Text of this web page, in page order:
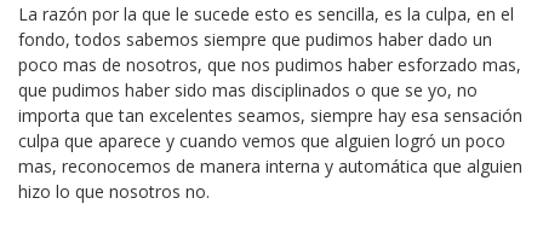
La razón por la que le sucede esto es sencilla, es la culpa, en el
fondo, todos sabemos siempre que pudimos haber dado un
poco mas de nosotros, que nos pudimos haber esforzado mas,
que pudimos haber sido mas disciplinados o que se yo, no
importa que tan excelentes seamos, siempre hay esa sensación
culpa que aparece y cuando vemos que alguien logró un poco
mas, reconocemos de manera interna y automática que alguien
hizo lo que nosotros no.